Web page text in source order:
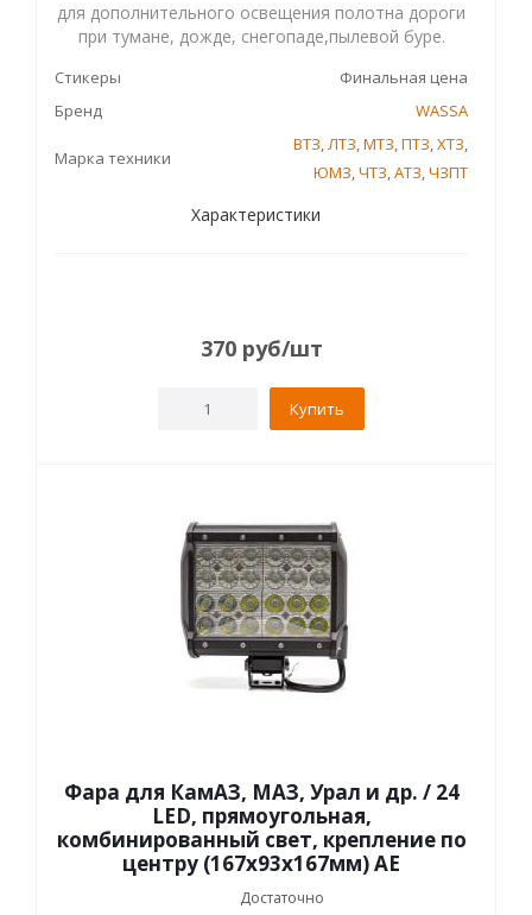
для дополнительного освещения полотна дороги
при тумане, дожде, снегопаде,пылевой буре.
Стикеры
Финальная цена
Бренд
WASSA
Марка техники
ВТЗ,ЛТЗ,МТЗ,ПТЗ,ХТЗ,
ЮМЗ,ЧТЗ,АТЗ,ЧЗПТ
Характеристики
370 руб/шт
Купить
Фара для КамАЗ, МАЗ, Урал и др. / 24
LED, прямоугольная,
комбинированный свет, крепление по
центру (167х93х167мм) АЕ
Достаточно